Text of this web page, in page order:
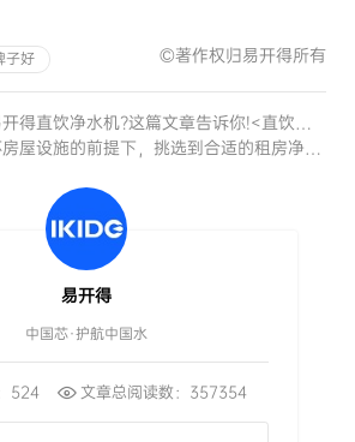
子好 ©著作权归易开得所有
饮净水机?这篇文章告诉你!<直饮净水机哪个牌子好>
屋设施的前提下，挑选到合适的租房净水器
易开得
中国芯·护航中国水
524 文章总阅读数：357354